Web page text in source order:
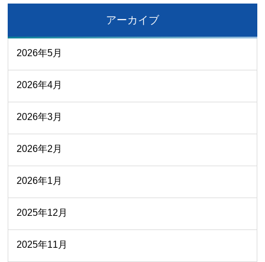
アーカイブ
2026年5月
2026年4月
2026年3月
2026年2月
2026年1月
2025年12月
2025年11月